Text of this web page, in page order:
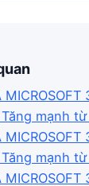
MICROSOFT
Tăng mạnh
MICROSOFT
Tăng mạnh
MICROSOFT